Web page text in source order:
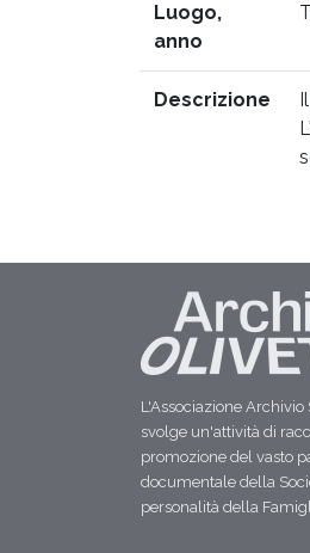
Luogo,
anno
Descrizione
L'Associazione Archivio
svolge un'attività di
promozione del vasto
documentale della
personalità della